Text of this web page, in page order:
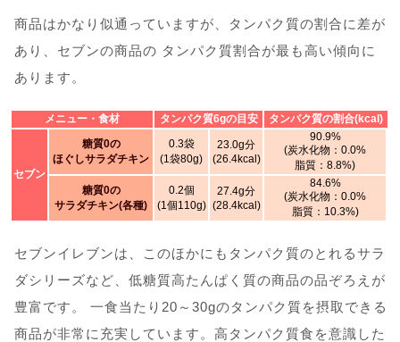
商品はかなり似通っていますが、タンパク質の割合に差が
あり、セブンの商品の タンパク質割合が最も高い傾向に
あります。
メニュー・食材 タンパク質6gの目安 タンパク質の割合(kcal)
セブン
糖質0の
ほぐしサラダチキン
0.3袋
(1袋80g)
23.0g分
(26.4kcal)
90.9%
(炭水化物：0.0%
脂質：8.8%)
糖質0の
サラダチキン(各種)
0.2個
(1個110g)
27.4g分
(28.4kcal)
84.6%
(炭水化物：0.0%
脂質：10.3%)
セブンイレブンは、このほかにもタンパク質のとれるサラ
ダシリーズなど、低糖質高たんぱく質の商品の品ぞろえが
豊富です。 一食当たり20～30gのタンパク質を摂取できる
商品が非常に充実しています。高タンパク質食を意識した